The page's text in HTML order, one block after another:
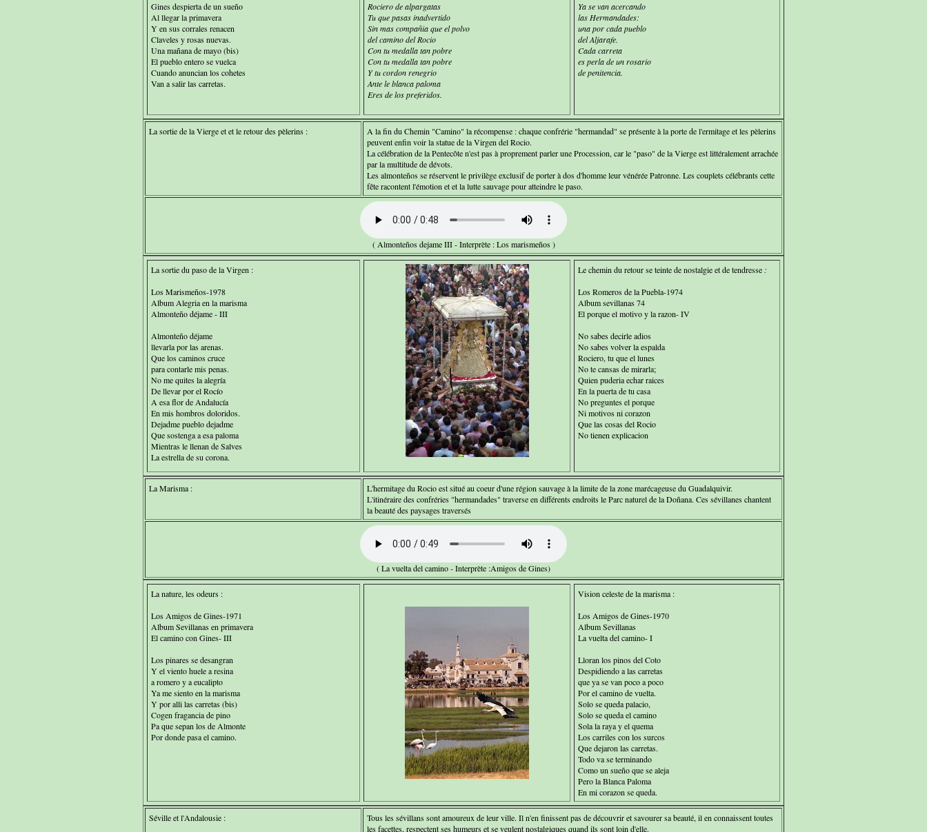
Gines despierta de un sueño
Al llegar la primavera
Y en sus corrales renacen
Claveles y rosas nuevas.
Una mañana de mayo (bis)
El pueblo entero se vuelca
Cuando anuncian los cohetes
Van a salir las carretas.
Rociero de alpargatas
Tu que pasas inadvertido
Sin mas compañia que el polvo
del camino del Rocio
Con tu medalla tan pobre
Con tu medalla tan pobre
Y tu cordon renegrio
Ante le blanca paloma
Eres de los preferidos.
Ya se van acercando
las Hermandades:
una por cada pueblo
del Aljarafe.
Cada carreta
es perla de un rosario
de penitencia.
La sortie de la Vierge et et le retour des pèlerins :
A la fin du Chemin "Camino" la récompense : chaque confrérie "hermandad" se présente à la porte de l'ermitage et les pèlerins
peuvent enfin voir la statue de la Virgen del Rocio.
La célébration de la Pentecôte n'est pas à proprement parler une Procession, car le "paso" de la Vierge est littéralement arrachée
par la multitude de dévots.
Les almonteños se réservent le privilège exclusif de porter à dos d'homme leur vénérée Patronne. Les couplets célébrants cette
fête racontent l'émotion et et la lutte sauvage pour atteindre le paso.
( Almonteños dejame III - Interprète : Los marismeños )
La sortie du paso de la Virgen :
Los Marismeños-1978
Album Alegria en la marisma
Almonteño déjame - III
Almonteño déjame
llevarla por las arenas.
Que los caminos cruce
para contarle mis penas.
No me quites la alegría
De llevar por el Rocío
A esa flor de Andalucía
En mis hombros doloridos.
Dejadme pueblo dejadme
Que sostenga a esa paloma
Mientras le llenan de Salves
La estrella de su corona.
Le chemin du retour se teinte de nostalgie et de tendresse :
Los Romeros de la Puebla-1974
Album sevillanas 74
El porque el motivo y la razon- IV
No sabes decirle adios
No sabes volver la espalda
Rociero, tu que el lunes
No te cansas de mirarla;
Quien puderia echar raices
En la puerta de tu casa
No preguntes el porque
Ni motivos ni corazon
Que las cosas del Rocio
No tienen explicacion
La Marisma :
L'hermitage du Rocio est situé au coeur d'une région sauvage à la limite de la zone marécageuse du Guadalquivir.
L'itinéraire des confréries "hermandades" traverse en différents endroits le Parc naturel de la Doñana. Ces sévillanes chantent
la beauté des paysages traversés
( La vuelta del camino - Interprète :Amigos de Gines)
La nature, les odeurs :
Los Amigos de Gines-1971
Album Sevillanas en primavera
El camino con Gines- III
Los pinares se desangran
Y el viento huele a resina
a romero y a eucalipto
Ya me siento en la marisma
Y por alli las carretas (bis)
Cogen fragancia de pino
Pa que sepan los de Almonte
Por donde pasa el camino.
Vision celeste de la marisma :
Los Amigos de Gines-1970
Album Sevillanas
La vuelta del camino- I
Lloran los pinos del Coto
Despidiendo a las carretas
que ya se van poco a poco
Por el camino de vuelta.
Solo se queda palacio,
Solo se queda el camino
Sola la raya y el quema
Los carriles con los surcos
Que dejaron las carretas.
Todo va se terminando
Como un sueño que se aleja
Pero la Blanca Paloma
En mi corazon se queda.
Séville et l'Andalousie :
Tous les sévillans sont amoureux de leur ville. Il n'en finissent pas de découvrir et savourer sa beauté, il en connaissent toutes
les facettes, respectent ses humeurs et se veulent nostalgiques quand ils sont loin d'elle.